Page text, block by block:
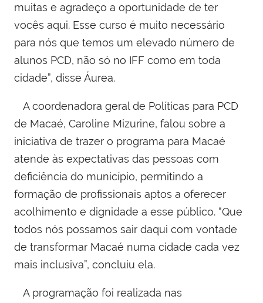
muitas e agradeço a oportunidade de ter
vocês aqui. Esse curso é muito necessário
para nós que temos um elevado número de
alunos PCD, não só no IFF como em toda
cidade”, disse Áurea.
A coordenadora geral de Políticas para PCD
de Macaé, Caroline Mizurine, falou sobre a
iniciativa de trazer o programa para Macaé
atende às expectativas das pessoas com
deficiência do município, permitindo a
formação de profissionais aptos a oferecer
acolhimento e dignidade a esse público. “Que
todos nós possamos sair daqui com vontade
de transformar Macaé numa cidade cada vez
mais inclusiva”, concluiu ela.
A programação foi realizada nas